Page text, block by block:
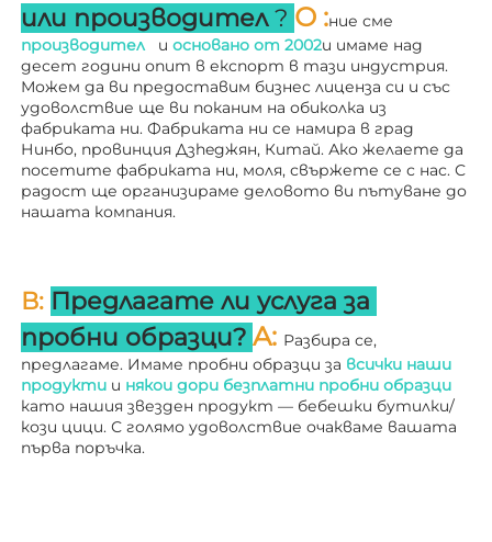
или производител ? О :
производител и основано от 2002и имаме над
десет години опит в експорт в тази индустрия.
Можем да ви предоставим бизнес лиценза си и със
удоволствие ще ви поканим на обиколка из
фабриката ни. Фабриката ни се намира в град
Нинбо, провинция Дзheджян, Китай. Ако желаете да
посетите фабриката ни, моля, свържете се с нас. С
радост ще организираме деловото ви пътуване до
нашата компания.
В: Предлагате ли услуга за
пробни образци? A: Разбира се,
предлагаме. Имаме пробни образци за всички наши
продукти и
като нашия звезден продукт — бебешки бутилки/
кози цици. С голямо удоволствие очакваме вашата
първа поръчка.